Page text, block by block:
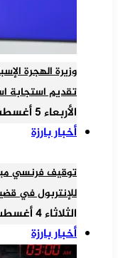
وزيرة الهجرة
تقديم استجابة
الأربعاء 5 أغسطس 2026 / 14:41
أخبار بارزة
توقيف فرنسي
للإنتربول في
الثلاثاء 4 أغسطس 2026 / 18:09
أخبار بارزة